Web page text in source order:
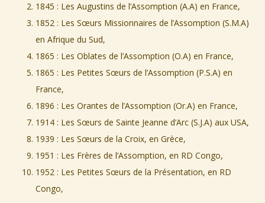
1845 : Les Augustins de l’Assomption (A.A) en France,
1852 : Les Sœurs Missionnaires de l’Assomption (S.M.A)
en Afrique du Sud,
1865 : Les Oblates de l’Assomption (O.A) en France,
1865 : Les Petites Sœurs de l’Assomption (P.S.A) en
France,
1896 : Les Orantes de l’Assomption (Or.A) en France,
1914 : Les Sœurs de Sainte Jeanne d’Arc (S.J.A) aux USA,
1939 : Les Sœurs de la Croix, en Grèce,
1951 : Les Frères de l’Assomption, en RD Congo,
1952 : Les Petites Sœurs de la Présentation, en RD
Congo,